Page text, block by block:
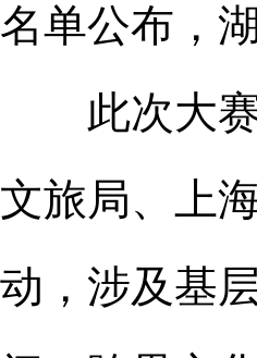
名单公布，
此次大赛
文旅局、上
动，涉及基